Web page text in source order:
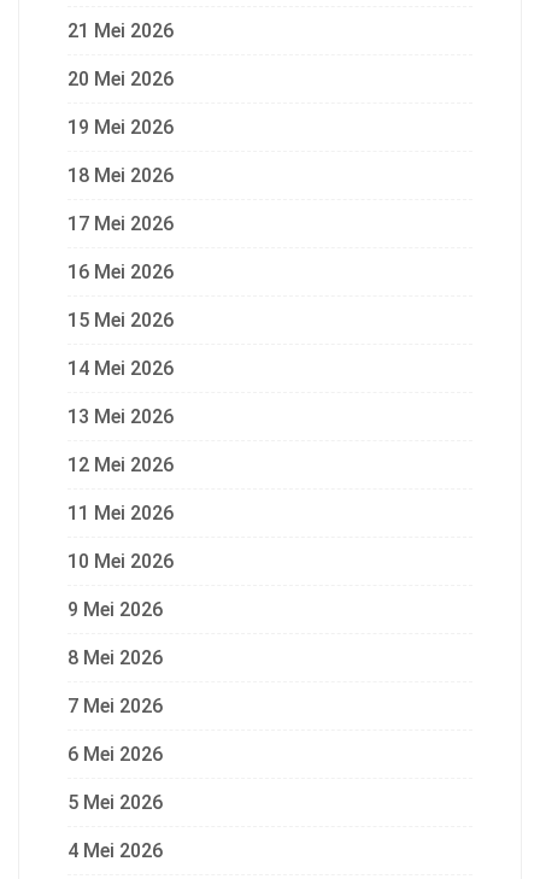
21 Mei 2026
20 Mei 2026
19 Mei 2026
18 Mei 2026
17 Mei 2026
16 Mei 2026
15 Mei 2026
14 Mei 2026
13 Mei 2026
12 Mei 2026
11 Mei 2026
10 Mei 2026
9 Mei 2026
8 Mei 2026
7 Mei 2026
6 Mei 2026
5 Mei 2026
4 Mei 2026